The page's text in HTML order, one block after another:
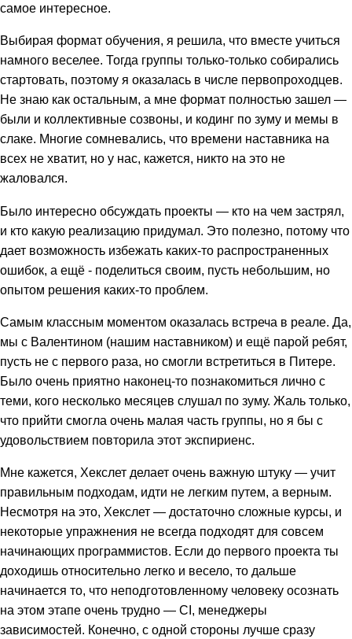
самое интересное.
Выбирая формат обучения, я решила, что вместе учиться
намного веселее. Тогда группы только-только собирались
стартовать, поэтому я оказалась в числе первопроходцев.
Не знаю как остальным, а мне формат полностью зашел —
были и коллективные созвоны, и кодинг по зуму и мемы в
слаке. Многие сомневались, что времени наставника на
всех не хватит, но у нас, кажется, никто на это не
жаловался.
Было интересно обсуждать проекты — кто на чем застрял,
и кто какую реализацию придумал. Это полезно, потому что
дает возможность избежать каких-то распространенных
ошибок, а ещё - поделиться своим, пусть небольшим, но
опытом решения каких-то проблем.
Самым классным моментом оказалась встреча в реале. Да,
мы с Валентином (нашим наставником) и ещё парой ребят,
пусть не с первого раза, но смогли встретиться в Питере.
Было очень приятно наконец-то познакомиться лично с
теми, кого несколько месяцев слушал по зуму. Жаль только,
что прийти смогла очень малая часть группы, но я бы с
удовольствием повторила этот экспириенс.
Мне кажется, Хекслет делает очень важную штуку — учит
правильным подходам, идти не легким путем, а верным.
Несмотря на это, Хекслет — достаточно сложные курсы, и
некоторые упражнения не всегда подходят для совсем
начинающих программистов. Если до первого проекта ты
доходишь относительно легко и весело, то дальше
начинается то, что неподготовленному человеку осознать
на этом этапе очень трудно — CI, менеджеры
зависимостей. Конечно, с одной стороны лучше сразу